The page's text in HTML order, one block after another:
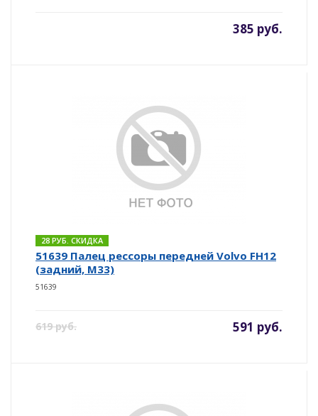
385 руб.
28 РУБ. СКИДКА
51639 Палец рессоры передней Volvo FH12
(задний, M33)
51639
619 руб. 591 руб.